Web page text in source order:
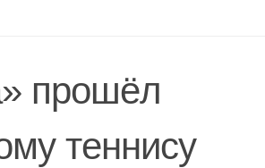
прошёл
теннису